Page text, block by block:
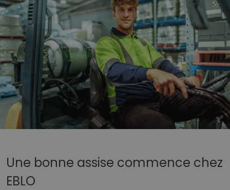
Une bonne assise commence chez
EBLO